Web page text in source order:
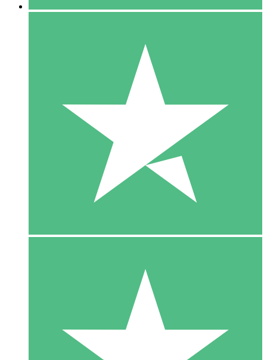
US$1500
10 Download
20